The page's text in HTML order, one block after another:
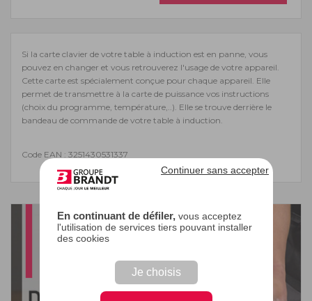
En continuant de défiler,vous acceptez
l'utilisation de services tiers pouvant installer
des cookies
Je choisis
Continuer sans accepter
Si la carte clavier de votre table à induction est en panne, vous
pouvez en changer et vous retrouverez l'usage de votre appareil.
Cette carte est spécialement conçue pour chaque appareil. Elle
permet de transmettre à la carte de puissance vos instructions
(choix du programme, température,..). Elle se trouve derrière le
bandeau de commande de votre table à induction.
Code EAN : 3251430531337